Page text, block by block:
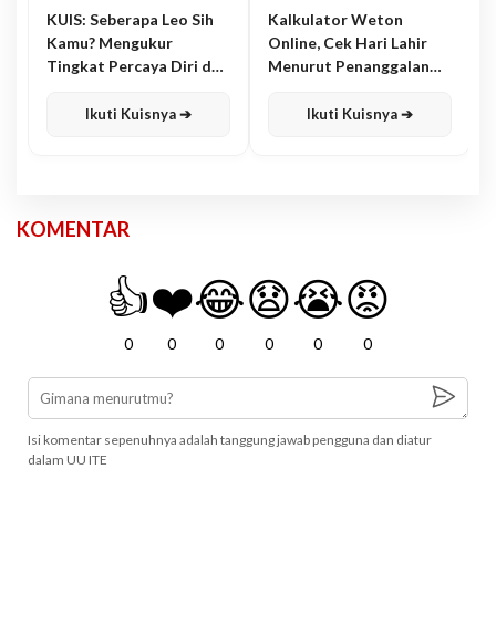
KUIS: Seberapa Leo Sih
Kamu? Mengukur
Tingkat Percaya Diri dan
Ikuti Kuisnya ➔
Kalkulator Weton
Online, Cek Hari Lahir
Menurut Penanggalan
Ikuti Kuisnya ➔
KOMENTAR
👍
0
❤️
0
😂
0
😧
0
😭
0
😡
0
Isi komentar sepenuhnya adalah tanggung jawab pengguna dan diatur
dalam UU ITE